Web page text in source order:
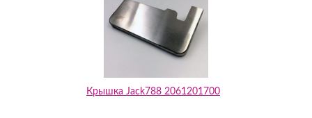
Крышка Jack788 2061201700